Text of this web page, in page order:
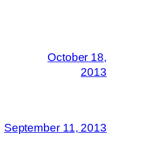
October 18,
2013
September 11, 2013